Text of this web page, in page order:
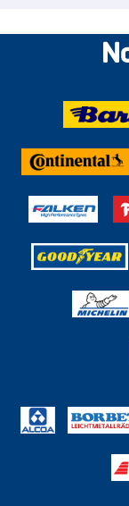
Plus jamais de pneus
Avec nous, vous